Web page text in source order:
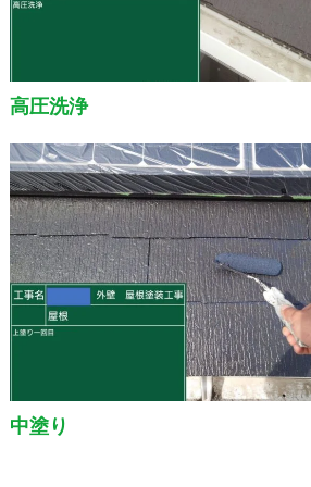
高圧洗浄
中塗り